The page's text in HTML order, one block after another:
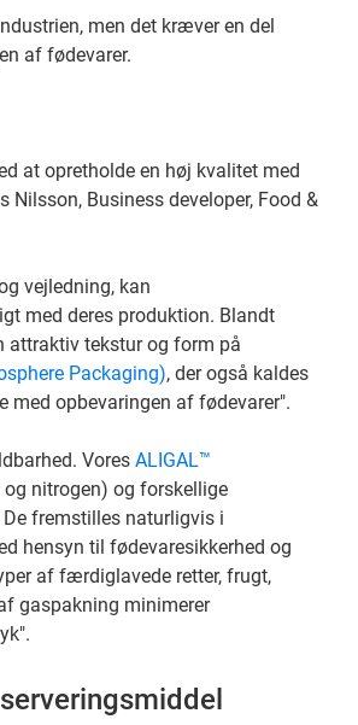
men det kræver en del
af fødevarer.
at opretholde en høj kvalitet med
Business developer, Food &
vejledning, kan
med deres produktion. Blandt
attraktiv tekstur og form på
Packaging), der også kaldes
med opbevaringen af fødevarer".
Vores ALIGAL™
og nitrogen) og forskellige
fremstilles naturligvis i
hensyn til fødevaresikkerhed og
af færdiglavede retter, frugt,
gaspakning minimerer